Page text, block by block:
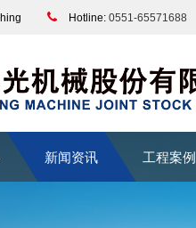
Hotline: 0551-65571688
新闻资讯 工程案例